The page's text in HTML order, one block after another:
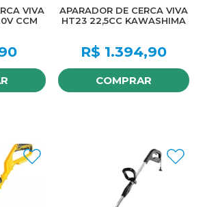
VIVA
CCM
APARADOR DE CERCA VIVA
HT23 22,5CC KAWASHIMA
R$ 1.394,90
COMPRAR